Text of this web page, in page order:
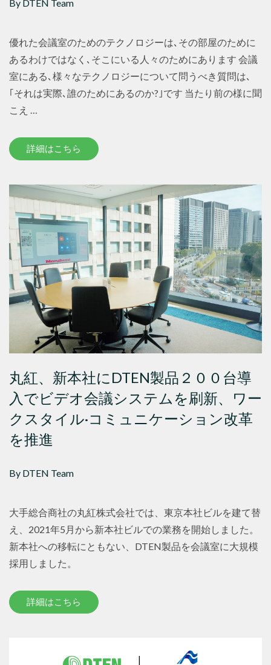
By DTEN Team
優れた会議室のためのテクノロジーは､その部屋のために
あるわけではなく､そこにいる人々のためにあります 会議
室にある､様々なテクノロジーについて問うべき質問は､
｢それは実際､誰のためにあるのか?｣です 当たり前の様に聞
こえ …
詳細はこちら
丸紅、新本社にDTEN製品２００台導
入でビデオ会議システムを刷新、ワー
クスタイル·コミュニケーション改革
を推進
By DTEN Team
大手総合商社の丸紅株式会社では、東京本社ビルを建て替
え、2021年5月から新本社ビルでの業務を開始しました。
新本社への移転にともない、DTEN製品を会議室に大規模
採用しました。
詳細はこちら